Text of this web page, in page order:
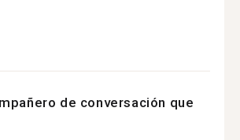
de conversación que